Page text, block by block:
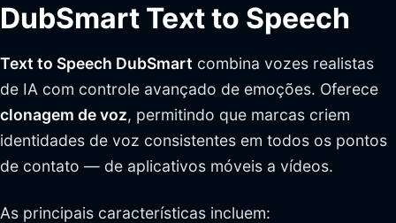
DubSmart Text to Speech
Text to Speech DubSmart combina vozes realistas
de IA com controle avançado de emoções. Oferece
clonagem de voz, permitindo que marcas criem
identidades de voz consistentes em todos os pontos
de contato — de aplicativos móveis a vídeos.
As principais características incluem: